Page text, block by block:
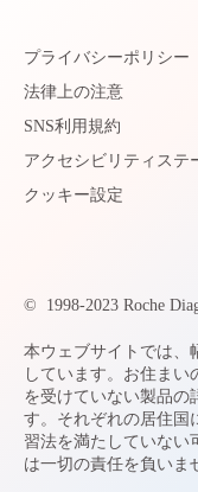
プライバシーポリシー
法律上の注意
SNS利用規約
アクセシビリティステ
クッキー設定
© 1998-2023 Roche
本ウェブサイトでは、
しています。お住ま
を受けていない製品の
す。それぞれの居住国
習法を満たしていない
は一切の責任を負いま